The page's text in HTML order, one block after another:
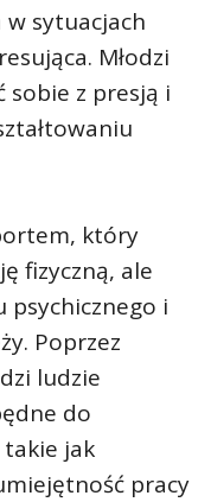
w sytuacjach
Młodzi
sobie z presją i
który
fizyczną, ale
psychicznego i
Poprzez
ludzie
do
takie jak
pracy